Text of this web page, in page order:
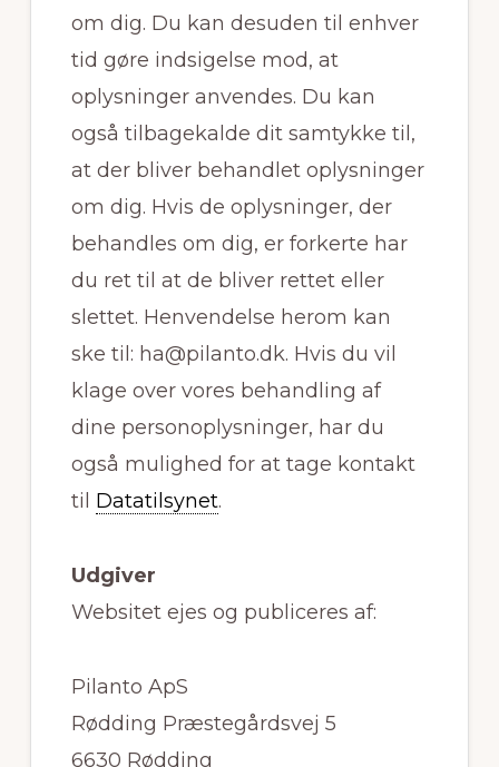
om dig. Du kan desuden til enhver
tid gøre indsigelse mod, at
oplysninger anvendes. Du kan
også tilbagekalde dit samtykke til,
at der bliver behandlet oplysninger
om dig. Hvis de oplysninger, der
behandles om dig, er forkerte har
du ret til at de bliver rettet eller
slettet. Henvendelse herom kan
ske til: ha@pilanto.dk. Hvis du vil
klage over vores behandling af
dine personoplysninger, har du
også mulighed for at tage kontakt
til Datatilsynet.
Udgiver
Websitet ejes og publiceres af:
Pilanto ApS
Rødding Præstegårdsvej 5
6630 Rødding